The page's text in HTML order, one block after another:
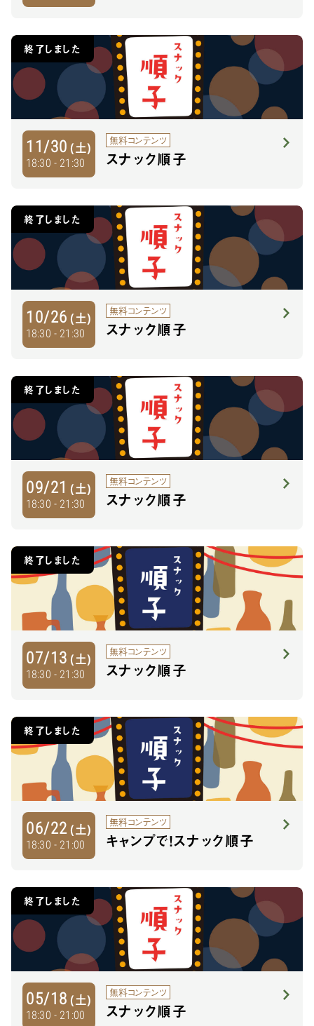
終了しました
11/30 (土)
18:30 - 21:30
無料コンテンツ
スナック順子
終了しました
10/26 (土)
18:30 - 21:30
無料コンテンツ
スナック順子
終了しました
09/21 (土)
18:30 - 21:30
無料コンテンツ
スナック順子
終了しました
07/13 (土)
18:30 - 21:30
無料コンテンツ
スナック順子
終了しました
06/22 (土)
18:30 - 21:00
無料コンテンツ
キャンプで！スナック順子
終了しました
05/18 (土)
18:30 - 21:00
無料コンテンツ
スナック順子